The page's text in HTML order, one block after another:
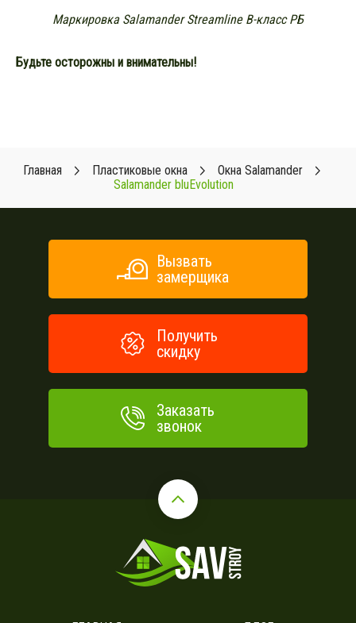
Маркировка Salamander Streamline В-класс РБ
Будьте осторожны и внимательны!
Главная Пластиковые окна
Окна Salamander
Salamander bluEvolution
Вызвать
замерщика
Получить
скидку
Заказать
звонок